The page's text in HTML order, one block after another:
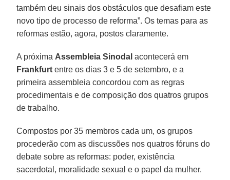
também deu sinais dos obstáculos que desafiam este
novo tipo de processo de reforma”. Os temas para as
reformas estão, agora, postos claramente.
A próxima Assembleia Sinodal acontecerá em
Frankfurt entre os dias 3 e 5 de setembro, e a
primeira assembleia concordou com as regras
procedimentais e de composição dos quatros grupos
de trabalho.
Compostos por 35 membros cada um, os grupos
procederão com as discussões nos quatros fóruns do
debate sobre as reformas: poder, existência
sacerdotal, moralidade sexual e o papel da mulher.